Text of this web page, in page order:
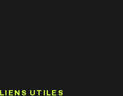
LIENS UTILES